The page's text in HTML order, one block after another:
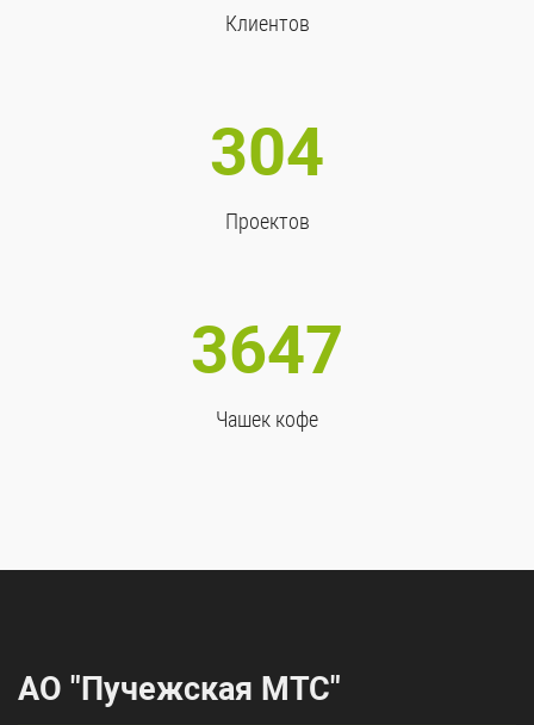
Клиентов
304
Проектов
3647
Чашек кофе
АО "Пучежская МТС"